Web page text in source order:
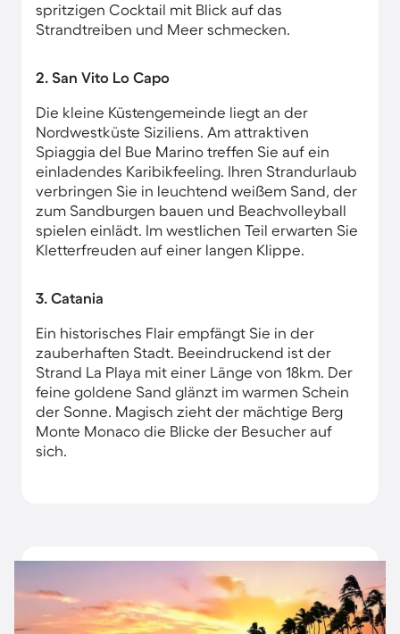
spritzigen Cocktail mit Blick auf das
Strandtreiben und Meer schmecken.
2. San Vito Lo Capo
Die kleine Küstengemeinde liegt an der
Nordwestküste Siziliens. Am attraktiven
Spiaggia del Bue Marino treffen Sie auf ein
einladendes Karibikfeeling. Ihren Strandurlaub
verbringen Sie in leuchtend weißem Sand, der
zum Sandburgen bauen und Beachvolleyball
spielen einlädt. Im westlichen Teil erwarten Sie
Kletterfreuden auf einer langen Klippe.
3. Catania
Ein historisches Flair empfängt Sie in der
zauberhaften Stadt. Beeindruckend ist der
Strand La Playa mit einer Länge von 18km. Der
feine goldene Sand glänzt im warmen Schein
der Sonne. Magisch zieht der mächtige Berg
Monte Monaco die Blicke der Besucher auf
sich.